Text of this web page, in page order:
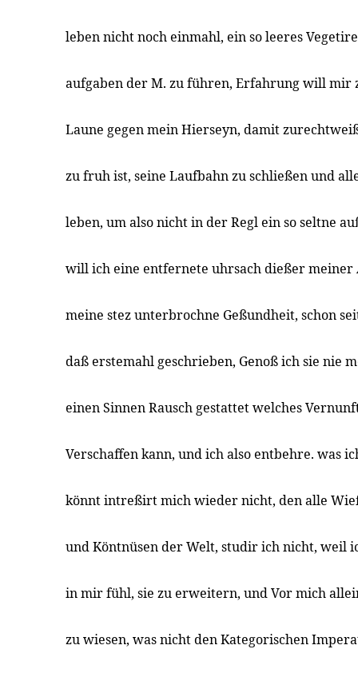
leben nicht noch einmahl, ein so leeres
aufgaben der M. zu führen, Erfahrung will mir
Laune gegen mein Hierseyn, damit
zu fruh ist, seine Laufbahn zu schließen und
leben, um also nicht in der Regl ein so seltne
will ich eine entfernete uhrsach dießer meiner
meine stez unterbrochne Geßundheit, schon
daß erstemahl geschrieben, Genoß ich sie nie
einen Sinnen Rausch gestattet welches
Verschaffen kann, und ich also entbehre. was
könnt intreßirt mich wieder nicht, den alle
und Köntnüsen der Welt, studir ich nicht, weil
in mir fühl, sie zu erweitern, und Vor mich
zu wiesen, was nicht den Kategorischen